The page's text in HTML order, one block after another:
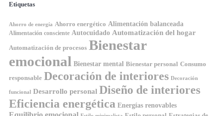
Etiquetas
Ahorro de energía Ahorro energético Alimentación balanceada
Alimentación consciente Autocuidado Automatización del hogar
Automatización de procesos Bienestar
emocional Bienestar mental Bienestar personal Consumo
responsable Decoración de interiores Decoración
funcional Desarrollo personal Diseño de interiores
Eficiencia energética Energías renovables